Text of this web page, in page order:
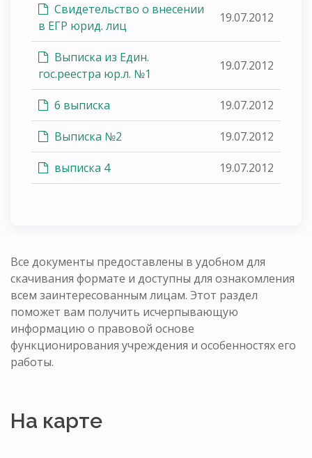
Свидетельство о внесении
в ЕГР юрид. лиц
19.07.2012
Выписка из Един.
гос.реестра юр.л. №1
19.07.2012
6 выписка 19.07.2012
Выписка №2 19.07.2012
выписка 4 19.07.2012
Все документы предоставлены в удобном для
скачивания формате и доступны для ознакомления
всем заинтересованным лицам. Этот раздел
поможет вам получить исчерпывающую
информацию о правовой основе
функционирования учреждения и особенностях его
работы.
На карте